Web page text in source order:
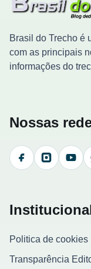
Brasil do Trecho é
com as principais
informações do
Nossas
FacebookInstagram
Politica de cookies
Transparência